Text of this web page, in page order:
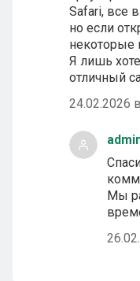
Safari, все
но если
некоторые
Я лишь
отличный
24.02.2026
Мы